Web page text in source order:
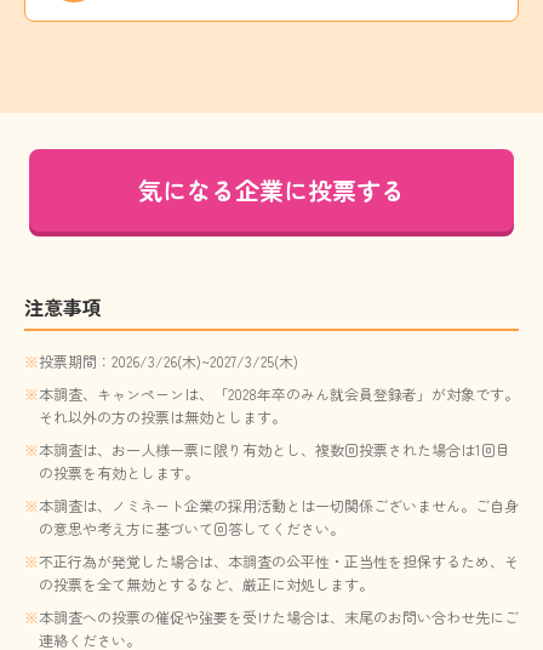
気になる企業に投票する
注意事項
投票期間：2026/3/26(木)~2027/3/25(木)
本調査、キャンペーンは、「2028年卒のみん就会員登録者」が対象です。
それ以外の方の投票は無効とします。
本調査は、お一人様一票に限り有効とし、複数回投票された場合は1回目
の投票を有効とします。
本調査は、ノミネート企業の採用活動とは一切関係ございません。ご自身
の意思や考え方に基づいて回答してください。
不正行為が発覚した場合は、本調査の公平性・正当性を担保するため、そ
の投票を全て無効とするなど、厳正に対処します。
本調査への投票の催促や強要を受けた場合は、末尾のお問い合わせ先にご
連絡ください。